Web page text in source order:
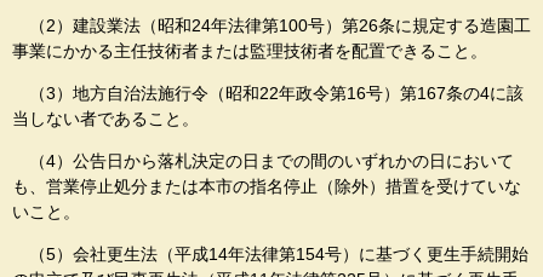
（2）建設業法（昭和24年法律第100号）第26条に規定する造園工
事業にかかる主任技術者または監理技術者を配置できること。
（3）地方自治法施行令（昭和22年政令第16号）第167条の4に該
当しない者であること。
（4）公告日から落札決定の日までの間のいずれかの日において
も、営業停止処分または本市の指名停止（除外）措置を受けていな
いこと。
（5）会社更生法（平成14年法律第154号）に基づく更生手続開始